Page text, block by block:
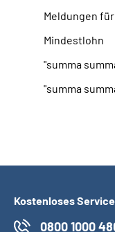
Meldungen
Mindestlohn
"summa
"summa
Kostenloses
0800 1000